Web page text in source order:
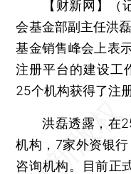
【财新网】（
会基金部副主任洪
基金销售峰会上表
注册平台的建设工
25个机构获得了注
洪磊透露，在25
机构，7家外资银
咨询机构。目前正